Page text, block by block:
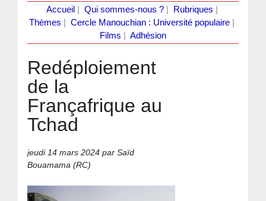
Accueil Qui sommes-nous ?| Rubriques
Thèmes
Cercle Manouchian : Université populaire
Films
Adhésion
Redéploiement
de la
Françafrique au
Tchad
jeudi 14 mars 2024 par Saïd
Bouamama (RC)